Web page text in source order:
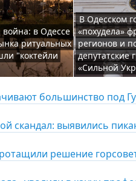
в Одессе
ритуальных
"коктейли
В Одесском
«похудела»
регионов и
депутатские
«Сильной
большинство под
скандал: выявились
решение